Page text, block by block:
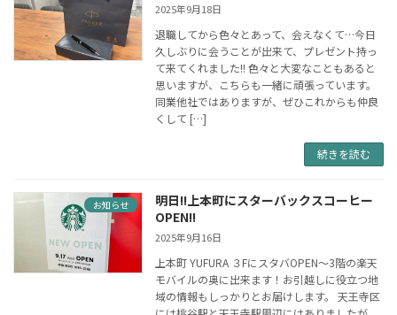
2025年9月18日
退職してから色々とあって、会えなくて…今日
久しぶりに会うことが出来て、プレゼント持っ
て来てくれました!! 色々と大変なこともあると
思いますが、こちらも一緒に頑張っています。
同業他社ではありますが、ぜひこれからも仲良
くして […]
続きを読む
お知らせ
明日!!上本町にスターバックスコーヒー
OPEN!!
2025年9月16日
上本町 YUFURA ３FにスタバOPEN～3階の楽天
モバイルの奥に出来ます！お引越しに役立つ地
域の情報もしっかりとお届けします。 天王寺区